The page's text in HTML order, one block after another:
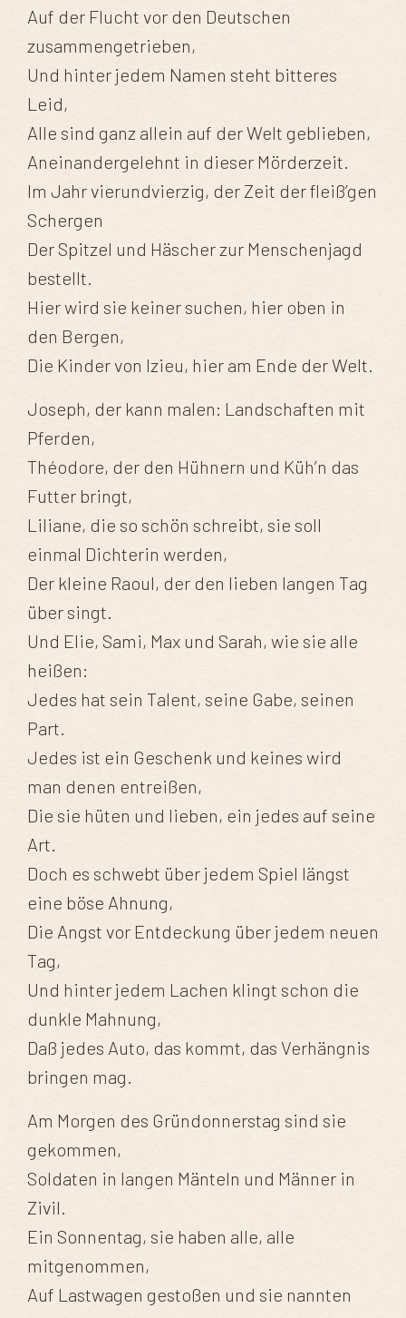
Auf der Flucht vor den Deutschen
zusammengetrieben,
Und hinter jedem Namen steht bitteres
Leid,
Alle sind ganz allein auf der Welt geblieben,
Aneinandergelehnt in dieser Mörderzeit.
Im Jahr vierundvierzig, der Zeit der fleiß’gen
Schergen
Der Spitzel und Häscher zur Menschenjagd
bestellt.
Hier wird sie keiner suchen, hier oben in
den Bergen,
Die Kinder von Izieu, hier am Ende der Welt.
Joseph, der kann malen: Landschaften mit
Pferden,
Théodore, der den Hühnern und Küh’n das
Futter bringt,
Liliane, die so schön schreibt, sie soll
einmal Dichterin werden,
Der kleine Raoul, der den lieben langen Tag
über singt.
Und Elie, Sami, Max und Sarah, wie sie alle
heißen:
Jedes hat sein Talent, seine Gabe, seinen
Part.
Jedes ist ein Geschenk und keines wird
man denen entreißen,
Die sie hüten und lieben, ein jedes auf seine
Art.
Doch es schwebt über jedem Spiel längst
eine böse Ahnung,
Die Angst vor Entdeckung über jedem neuen
Tag,
Und hinter jedem Lachen klingt schon die
dunkle Mahnung,
Daß jedes Auto, das kommt, das Verhängnis
bringen mag.
Am Morgen des Gründonnerstag sind sie
gekommen,
Soldaten in langen Mänteln und Männer in
Zivil.
Ein Sonnentag, sie haben alle, alle
mitgenommen,
Auf Lastwagen gestoßen und sie nannten